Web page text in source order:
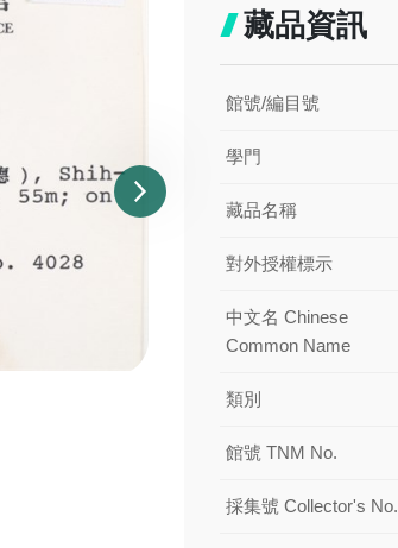
藏品資訊
館號/編目號
學門
藏品名稱
對外授權標示
中文名 Chinese
Common Name
類別
館號 TNM No.
採集號 Collector's No.